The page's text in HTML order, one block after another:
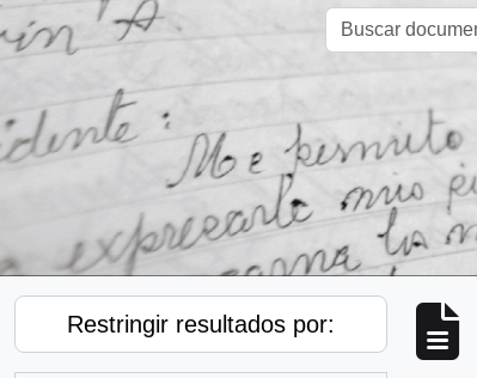
Restringir resultados por: